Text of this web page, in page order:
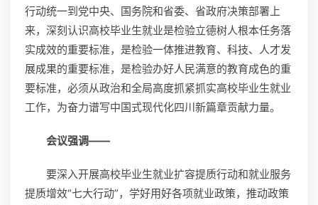
行动统一到党中央、国务院和省委、省政府决策部署上
来，深刻认识高校毕业生就业是检验立德树人根本任务落
实成效的重要标准，是检验一体推进教育、科技、人才发
展成果的重要标准，是检验办好人民满意的教育成色的重
要标准，必须从政治和全局高度抓紧抓实高校毕业生就业
工作，为奋力谱写中国式现代化四川新篇章贡献力量。
会议强调——
要深入开展高校毕业生就业扩容提质行动和就业服务
提质增效“七大行动”，学好用好各项就业政策，推动政策